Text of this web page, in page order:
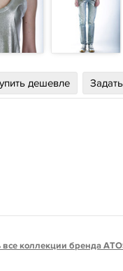
дешевле
все коллекции бренда